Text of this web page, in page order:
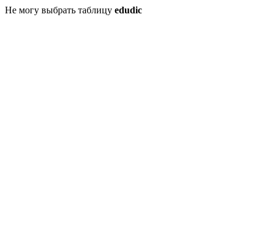
Не могу выбрать таблицу edudic